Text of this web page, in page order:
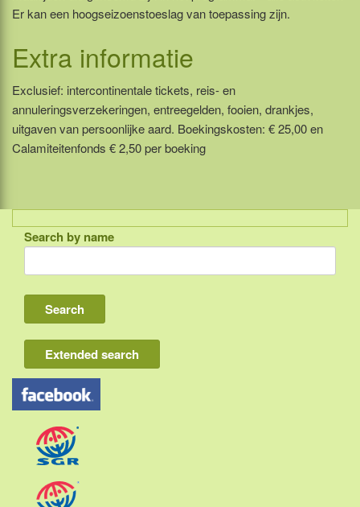
Er kan een hoogseizoenstoeslag van toepassing zijn.
Extra informatie
Exclusief: intercontinentale tickets, reis- en
annuleringsverzekeringen, entreegelden, fooien, drankjes,
uitgaven van persoonlijke aard. Boekingskosten: € 25,00 en
Calamiteitenfonds € 2,50 per boeking
Indonesia
Bali
Lombok
Flores & Komodo
Other Sunda islands
Java
Kalimantan
Moluccas
Papua
Search by name
Extended search